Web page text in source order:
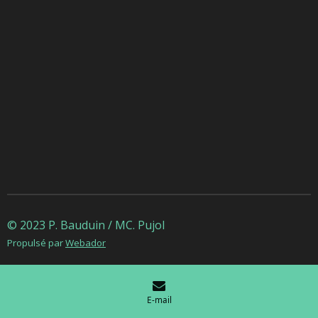
© 2023 P. Bauduin / MC. Pujol
Propulsé parWebador
E-mail